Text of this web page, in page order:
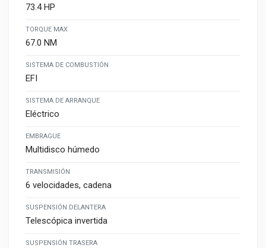
73.4 HP
TORQUE MAX
67.0 NM
SISTEMA DE COMBUSTIÓN
EFI
SISTEMA DE ARRANQUE
Eléctrico
EMBRAGUE
Multidisco húmedo
TRANSMISIÓN
6 velocidades, cadena
SUSPENSIÓN DELANTERA
Telescópica invertida
SUSPENSIÓN TRASERA